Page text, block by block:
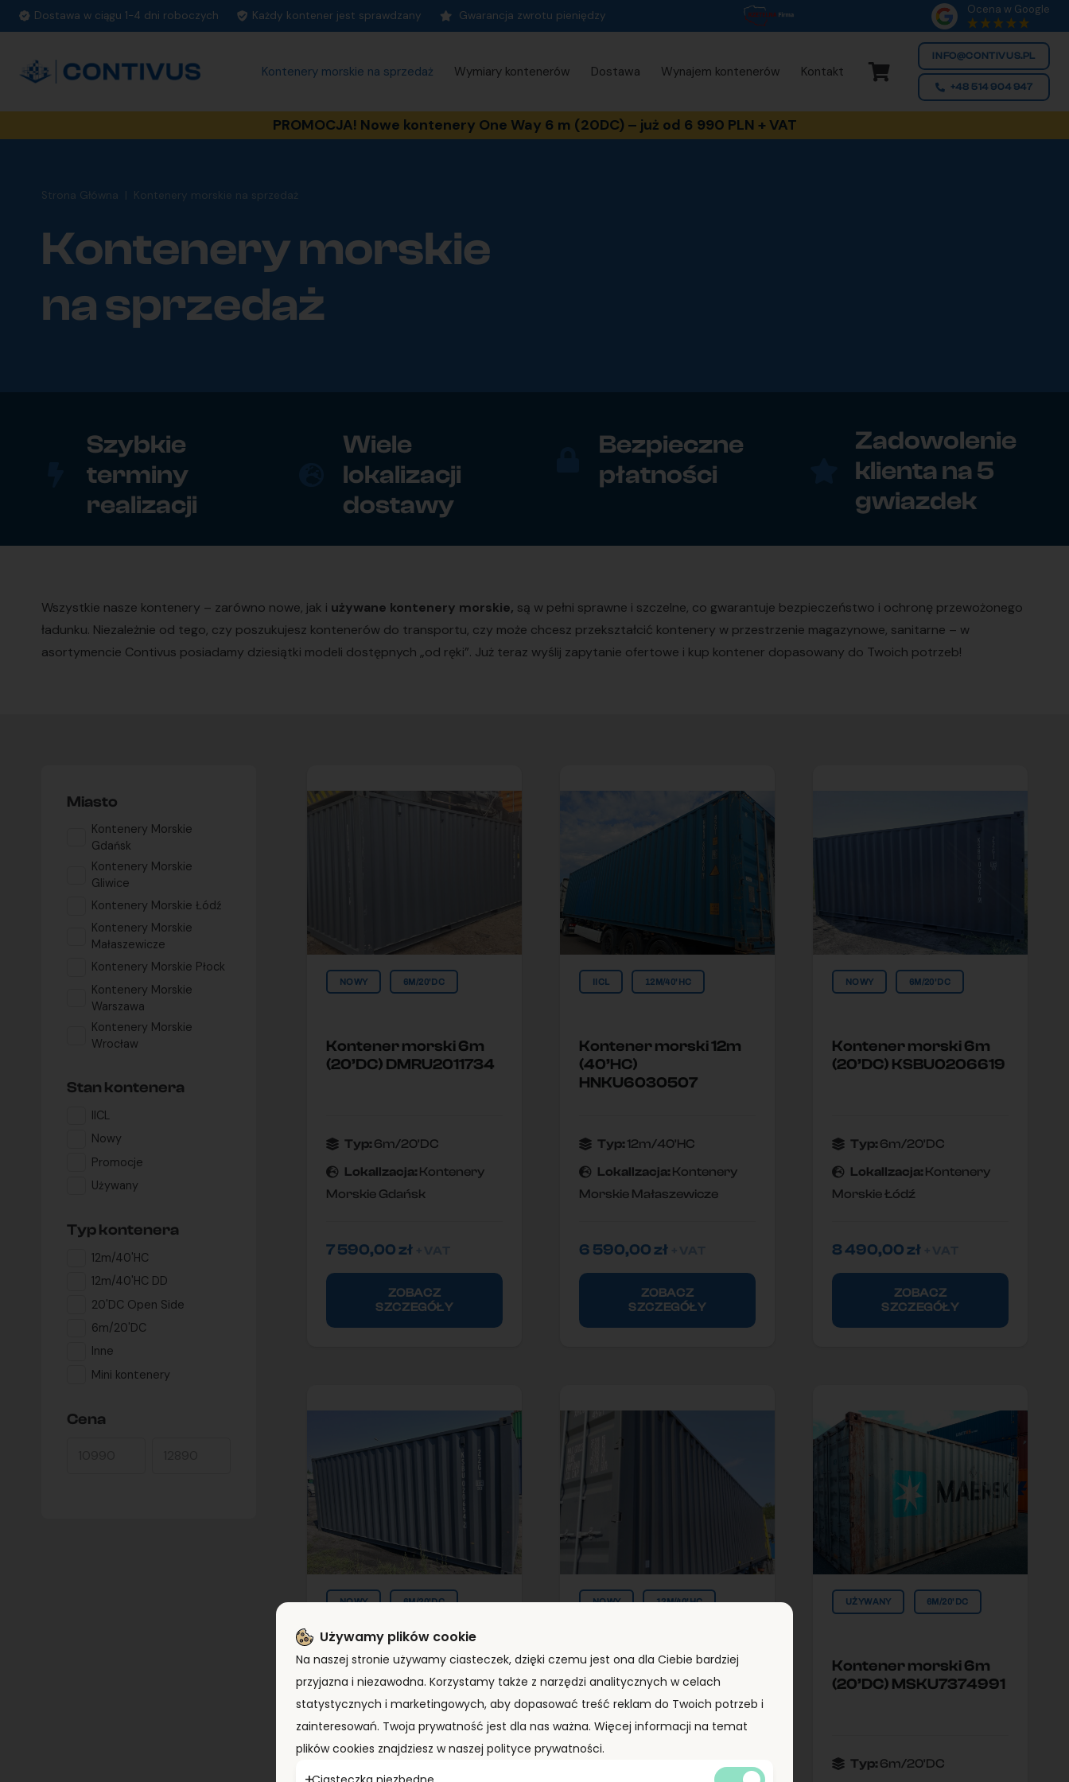
Dostawa w ciągu 1-4 dni roboczych Każdy kontener jest sprawdzany Gwarancja zwrotu pieniędzy Ocena w Google
Kontenery morskie na sprzedaż Wymiary kontenerów Dostawa Wynajem kontenerów Kontakt
INFO@CONTIVUS.PL
+48 514 904 947
PROMOCJA! Nowe kontenery One Way 6 m (20DC) – już od 6 990 PLN + VAT
Strona Główna | Kontenery morskie na sprzedaż
Kontenery morskie
na sprzedaż
Szybkie
terminy
realizacji
Wiele
lokalizacji
dostawy
Bezpieczne
płatności
Zadowolenie
klienta na 5
gwiazdek
Wszystkie nasze kontenery – zarówno nowe, jak i używane kontenery morskie, są w pełni sprawne i szczelne, co gwarantuje bezpieczeństwo i ochronę przewożonego
ładunku. Niezależnie od tego, czy poszukujesz kontenerów do transportu, czy może chcesz przekształcić kontenery w przestrzenie magazynowe, sanitarne – w
asortymencie Contivus posiadamy dziesiątki modeli dostępnych „od ręki”. Już teraz wyślij zapytanie ofertowe i kup kontener dopasowany do Twoich potrzeb!
Miasto
Kontenery Morskie
Gdańsk
Kontenery Morskie
Gliwice
Kontenery Morskie Łódź
Kontenery Morskie
Małaszewicze
Kontenery Morskie Płock
Kontenery Morskie
Warszawa
Kontenery Morskie
Wrocław
Stan kontenera
IICL
Nowy
Promocje
Używany
Typ kontenera
12m/40'HC
12m/40'HC DD
20'DC Open Side
6m/20'DC
Inne
Mini kontenery
Cena
NOWY 6M/20'DC
Kontener morski 6m
(20’DC) DMRU2011734
Typ: 6m/20'DC
Lokallzacja: Kontenery
Morskie Gdańsk
7 590,00zł
ZOBACZ
SZCZEGÓŁY
IICL 12M/40'HC
Kontener morski 12m
(40’HC)
HNKU6030507
Typ:12m/40'HC
Lokallzacja: Kontenery
Morskie Małaszewicze
6 590,00zł
ZOBACZ
SZCZEGÓŁY
NOWY 6M/20'DC
Kontener morski 6m
(20’DC) KSBU0206619
Typ: 6m/20'DC
Lokallzacja: Kontenery
Morskie Łódź
8 490,00zł
ZOBACZ
SZCZEGÓŁY
NOWY 6M/20'DC
Kontener morski 6m
(20’DC)
KSBU0206542
NOWY 12M/40'HC
Kontener morski 12m
(40’HC)
XHCU5900443
UŻYWANY 6M/20'DC
Kontener morski 6m
(20’DC) MSKU7374991
Typ: 6m/20'DC
Używamy plików cookie
Na naszej stronie używamy ciasteczek, dzięki czemu jest ona dla Ciebie bardziej
przyjazna i niezawodna. Korzystamy także z narzędzi analitycznych w celach
statystycznych i marketingowych, aby dopasować treść reklam do Twoich potrzeb i
zainteresowań. Twoja prywatność jest dla nas ważna. Więcej informacji na temat
plików cookies znajdziesz w naszej polityce prywatności.